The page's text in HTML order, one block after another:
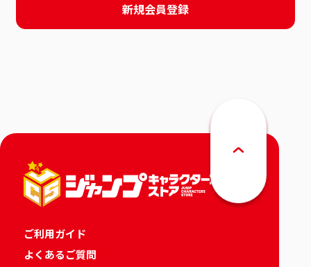
新規会員登録
ご利用ガイド
よくあるご質問